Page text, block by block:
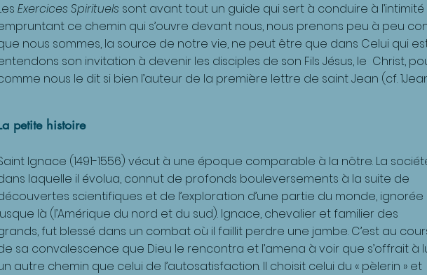
Exercices Spirituels sont avant tout un guide qui sert à conduire à l’intimité
ce chemin qui s’ouvre devant nous, nous prenons peu à peu
nous sommes, la source de notre vie, ne peut être que dans Celui qui est
son invitation à devenir les disciples de son Fils Jésus, le Christ,
nous le dit si bien l’auteur de la première lettre de saint Jean (cf. 1Jean
petite histoire
Ignace (1491-1556) vécut à une époque comparable à la nôtre. La
laquelle il évolua, connut de profonds bouleversements à la suite de
scientifiques et de l’exploration d’une partie du monde, ignorée
là (l’Amérique du nord et du sud). Ignace, chevalier et familier des
fut blessé dans un combat où il faillit perdre une jambe. C’est au
sa convalescence que Dieu le rencontra et l’amena à voir que s’offrait à
autre chemin que celui de l’autosatisfaction. Il choisit celui du « pèlerin » et